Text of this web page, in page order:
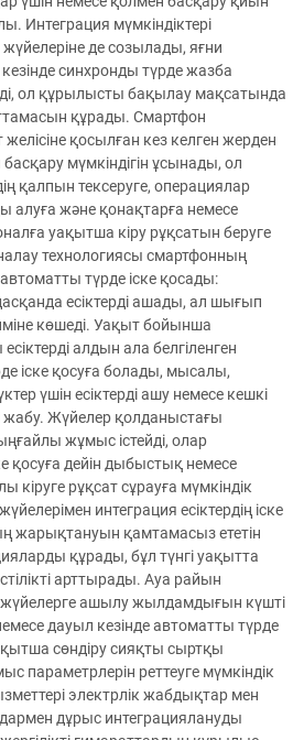
Интеграция мүмкіндіктері
жүйелеріне де созылады, яғни
кезінде синхронды түрде жазба
ол құрылысты бақылау мақсатында
құрады. Смартфон
қосылған кез келген жерден
мүмкіндігін ұсынады, ол
қалпын тексеруге, операциялар
алуға және қонақтарға немесе
уақытша кіру рұқсатын беруге
технологиясы смартфонның
түрде іске қосады:
есіктерді ашады, ал шығып
көшеді. Уақыт бойынша
алдын ала белгіленген
іске қосуға болады, мысалы,
үшін есіктерді ашу немесе кешкі
жабу. Жүйелер қолданыстағы
жұмыс істейді, олар
қосуға дейін дыбыстық немесе
кіруге рұқсат сұрауға мүмкіндік
интеграция есіктердің іске
жарықтануын қамтамасыз ететін
құрады, бұл түнгі уақытта
арттырады. Ауа райын
ашылу жылдамдығын күшті
дауыл кезінде автоматты түрде
сөндіру сияқты сыртқы
параметрлерін реттеуге мүмкіндік
электрлік жабдықтар мен
дұрыс интеграциялануды